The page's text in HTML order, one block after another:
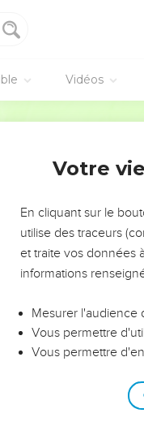
Vidéos
VOUS ÉVITER
pour leurs réussites,
et les saisons difficiles
entrepreneurs, et
et les clés pour avancer
vous guidiez un
vous.
Votre
En cliquant sur le
utilise des traceurs
et traite vos données
informations
Mesurer l'audience
Vous permettre
Vous permettre